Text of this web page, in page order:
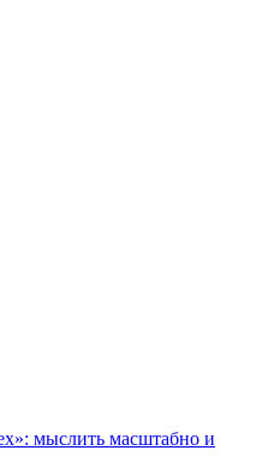
мыслить масштабно и